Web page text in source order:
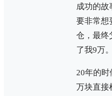
成功的故
要非常想
仓，最终
了我9万。
20年的时
万块直接